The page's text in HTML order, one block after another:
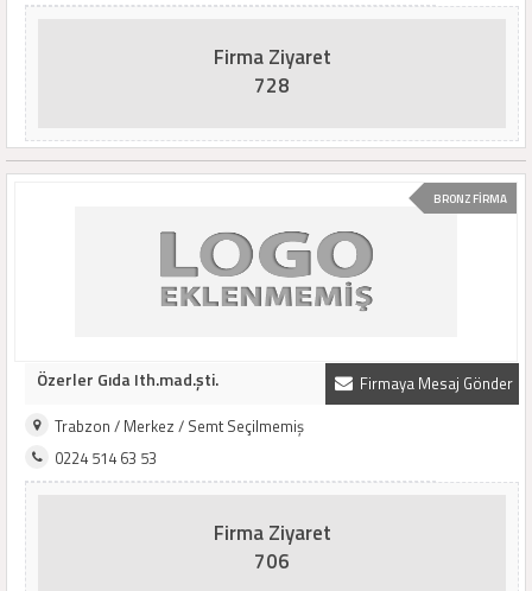
Firma Ziyaret
728
BRONZ FİRMA
Firmaya Mesaj Gönder
Özerler Gıda Ith.mad.şti.
Trabzon / Merkez / Semt Seçilmemiş
0224 514 63 53
Firma Ziyaret
706